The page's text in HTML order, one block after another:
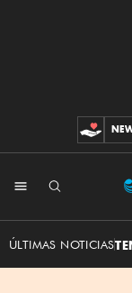
ÚLTIMAS NOTICIAS